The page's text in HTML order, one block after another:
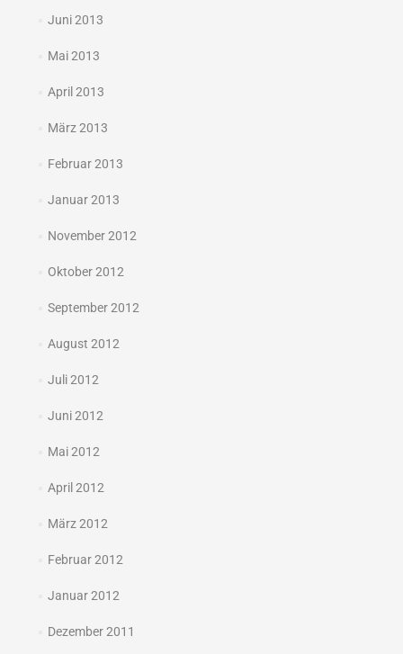
Juni 2013
Mai 2013
April 2013
März 2013
Februar 2013
Januar 2013
November 2012
Oktober 2012
September 2012
August 2012
Juli 2012
Juni 2012
Mai 2012
April 2012
März 2012
Februar 2012
Januar 2012
Dezember 2011